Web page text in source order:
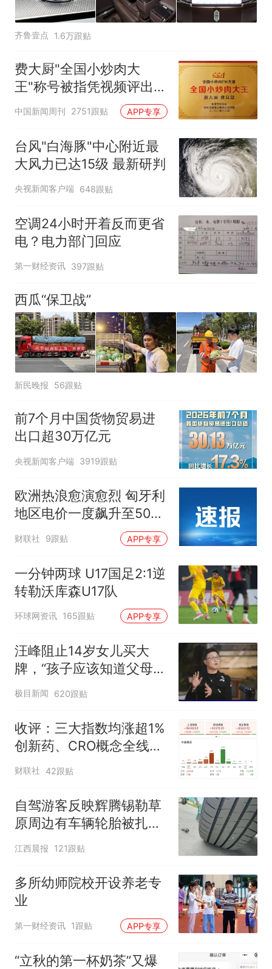
齐鲁壹点 1.6万跟贴
费大厨"全国小炒肉大
王"称号被指凭视频评出
官方回应
中国新闻周刊 2751跟贴 APP专享
台风"白海豚"中心附近最
大风力已达15级 最新研判
央视新闻客户端 648跟贴
空调24小时开着反而更省
电？电力部门回应
第一财经资讯 397跟贴
西瓜“保卫战”
新民晚报 56跟贴
前7个月中国货物贸易进
出口超30万亿元
央视新闻客户端 3919跟贴
欧洲热浪愈演愈烈 匈牙利
地区电价一度飙升至500
欧元/兆瓦时
财联社 9跟贴 APP专享
一分钟两球 U17国足2:1逆
转勒沃库森U17队
环球网资讯 165跟贴 APP专享
汪峰阻止14岁女儿买大
牌，“孩子应该知道父母的
不易”，称自己买衣服80%
极目新闻 620跟贴
收评：三大指数均涨超1%
创新药、CRO概念全线走
强
财联社 42跟贴
自驾游客反映辉腾锡勒草
原周边有车辆轮胎被扎，
修理店铺换胎价格高达千
江西晨报 121跟贴
多所幼师院校开设养老专
业
第一财经资讯 1跟贴 APP专享
“立秋的第一杯奶茶”又爆